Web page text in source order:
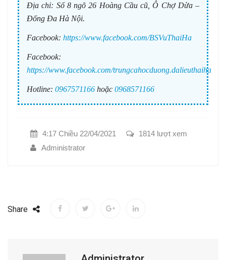
Địa chỉ: Số 8 ngõ 26 Hoàng Cầu cũ, Ô Chợ Dừa –
Đống Đa Hà Nội.
Facebook: https://www.facebook.com/BSVuThaiHa
Facebook:
https://www.facebook.com/trungcahocduong.dalieuthaiha
Hotline: 0967571166 hoặc 0968571166
4:17 Chiều 22/04/2021
1814 lượt xem
Administrator
Share